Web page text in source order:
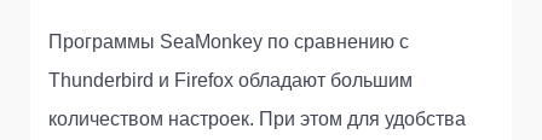
Программы SeaMonkey по сравнению с
Thunderbird и Firefox обладают большим
количеством настроек. При этом для удобства